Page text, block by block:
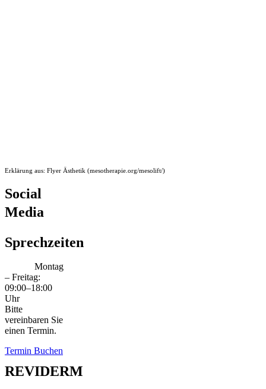
Erklärung aus: Flyer Ästhetik (mesotherapie.org/mesolift/)
Social
Media
Sprechzeiten
Montag
– Freitag:
09:00–18:00
Uhr
Bitte
vereinbaren Sie
einen Termin.
Termin Buchen
REVIDERM